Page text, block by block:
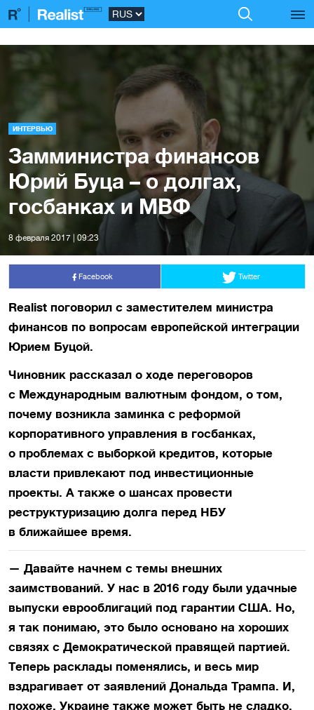
ИНТЕРВЬЮ
Замминистра финансов
Юрий Буца – о долгах,
госбанках и МВФ
8 февраля 2017 | 09:23
Facebook Twitter
Realist поговорил с заместителем министра
финансов по вопросам европейской интеграции
Юрием Буцой.
Чиновник рассказал о ходе переговоров
с Международным валютным фондом, о том,
почему возникла заминка с реформой
корпоративного управления в госбанках,
о проблемах с выборкой кредитов, которые
власти привлекают под инвестиционные
проекты. А также о шансах провести
реструктуризацию долга перед НБУ
в ближайшее время.
— Давайте начнем с темы внешних
заимствований. У нас в 2016 году были удачные
выпуски еврооблигаций под гарантии США. Но,
я так понимаю, это было основано на хороших
связях с Демократической правящей партией.
Теперь расклады поменялись, и весь мир
вздрагивает от заявлений Дональда Трампа. И,
похоже, Украине также может быть не сладко.